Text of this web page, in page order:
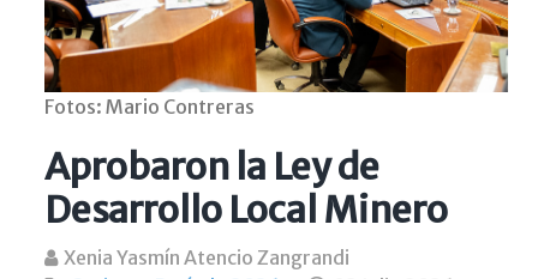
Fotos: Mario Contreras
Aprobaron la Ley de
Desarrollo Local Minero
Xenia Yasmín Atencio Zangrandi